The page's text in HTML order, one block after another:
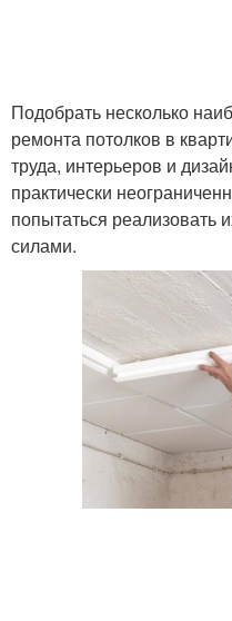
Подобрать несколько
ремонта потолков в
труда, интерьеров и
практически
попытаться реализовать
силами.